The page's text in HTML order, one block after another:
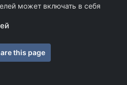
может включать в себя
this page